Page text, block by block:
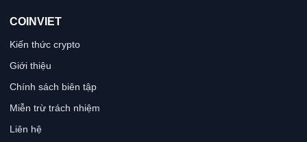
COINVIET
Kiến thức crypto
Giới thiệu
Chính sách biên tập
Miễn trừ trách nhiệm
Liên hệ